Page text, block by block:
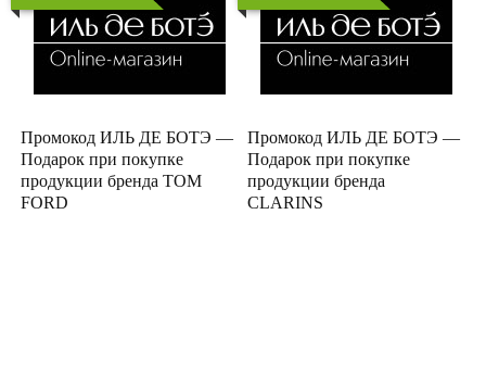
Промокод ИЛЬ ДЕ БОТЭ —
Подарок при покупке
продукции бренда TOM
FORD
Промокод ИЛЬ ДЕ БОТЭ —
Подарок при покупке
продукции бренда
CLARINS